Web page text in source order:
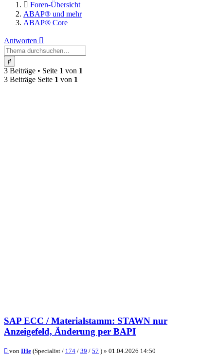
Foren-Übersicht
ABAP® und mehr
ABAP® Core
Antworten
Suche
3 Beiträge • Seite 1 von 1
3 Beiträge Seite 1 von 1
SAP ECC / Materialstamm: STAWN nur
Anzeigefeld, Änderung per BAPI
Beitrag
von IHe (Specialist / 174 / 39 / 57 ) » 01.04.2026 14:50